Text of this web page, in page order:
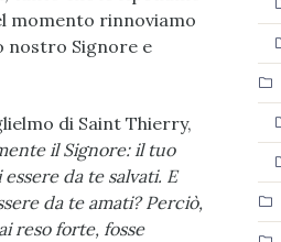
momento rinnoviamo
nostro Signore e
di Saint Thierry,
il Signore: il tuo
da te salvati. E
da te amati? Perciò,
reso forte, fosse